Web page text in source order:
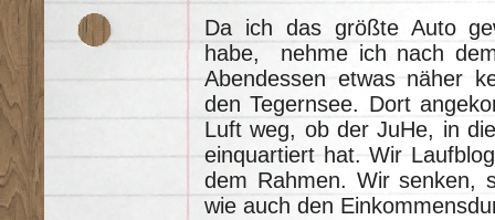
Da ich das größte Auto
habe, nehme ich nach
Abendessen etwas näher
den Tegernsee. Dort
Luft weg, ob der JuHe, in
einquartiert hat. Wir
dem Rahmen. Wir senken,
wie auch den